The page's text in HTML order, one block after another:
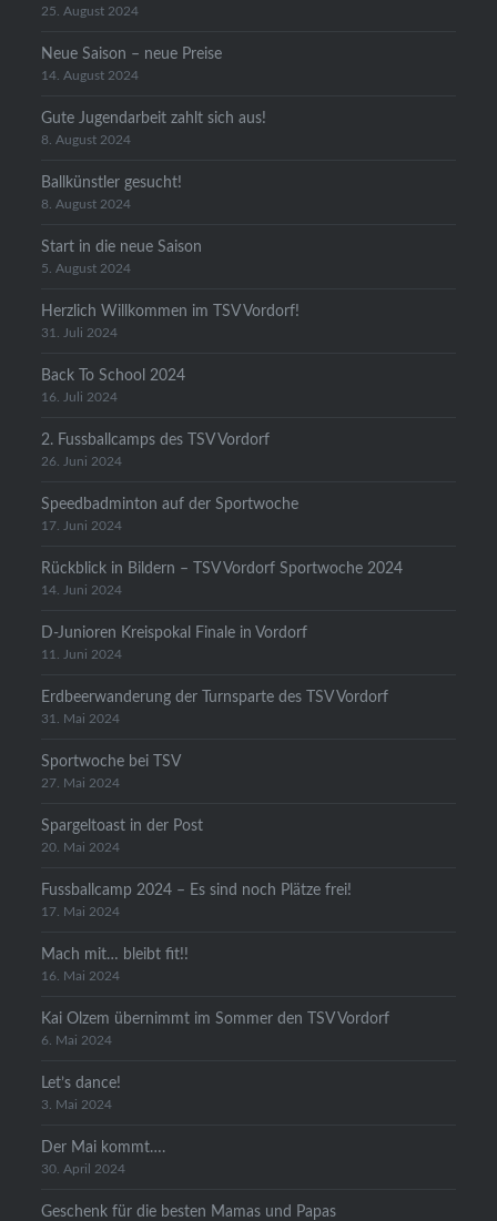
25. August 2024
Neue Saison – neue Preise
14. August 2024
Gute Jugendarbeit zahlt sich aus!
8. August 2024
Ballkünstler gesucht!
8. August 2024
Start in die neue Saison
5. August 2024
Herzlich Willkommen im TSV Vordorf!
31. Juli 2024
Back To School 2024
16. Juli 2024
2. Fussballcamps des TSV Vordorf
26. Juni 2024
Speedbadminton auf der Sportwoche
17. Juni 2024
Rückblick in Bildern – TSV Vordorf Sportwoche 2024
14. Juni 2024
D-Junioren Kreispokal Finale in Vordorf
11. Juni 2024
Erdbeerwanderung der Turnsparte des TSV Vordorf
31. Mai 2024
Sportwoche bei TSV
27. Mai 2024
Spargeltoast in der Post
20. Mai 2024
Fussballcamp 2024 – Es sind noch Plätze frei!
17. Mai 2024
Mach mit… bleibt fit!!
16. Mai 2024
Kai Olzem übernimmt im Sommer den TSV Vordorf
6. Mai 2024
Let’s dance!
3. Mai 2024
Der Mai kommt….
30. April 2024
Geschenk für die besten Mamas und Papas